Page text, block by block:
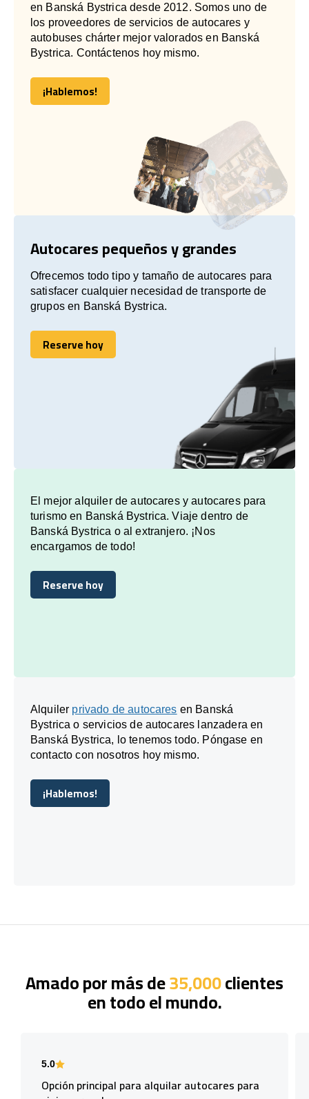
en Banská Bystrica desde 2012. Somos uno de
los proveedores de servicios de autocares y
autobuses chárter mejor valorados en Banská
Bystrica. Contáctenos hoy mismo.
¡Hablemos!
¡Hablemos!
Autocares pequeños y grandes
Ofrecemos todo tipo y tamaño de autocares para
satisfacer cualquier necesidad de transporte de
grupos en Banská Bystrica.
Reserve hoy
Reserve hoy
El mejor alquiler de autocares y autocares para
turismo en Banská Bystrica. Viaje dentro de
Banská Bystrica o al extranjero. ¡Nos
encargamos de todo!
Reserve hoy
Reserve hoy
Alquiler privado de autocares en Banská
Bystrica o servicios de autocares lanzadera en
Banská Bystrica, lo tenemos todo. Póngase en
contacto con nosotros hoy mismo.
¡Hablemos!
¡Hablemos!
Amado por más de35,000clientes
en todo el mundo.
5.0
Opción principal para alquilar autocares para